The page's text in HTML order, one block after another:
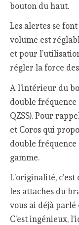
bouton du haut.
Les alertes se
volume est
et pour
régler la force
A l’intérieur du
double fréquence
QZSS). Pour
et Coros qui
double fréquence
gamme.
L’originalité,
les attaches du
vous ai déjà parlé
C’est ingénieux,